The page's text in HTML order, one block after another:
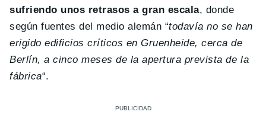
sufriendo unos retrasos a gran escala, donde
según fuentes del medio alemán “todavía no se han
erigido edificios críticos en Gruenheide, cerca de
Berlín, a cinco meses de la apertura prevista de la
fábrica“.